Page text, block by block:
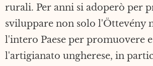
rurali. Per anni si adoperò per
sviluppare non solo l'Öttevény
l'intero Paese per promuovere
l'artigianato ungherese, in